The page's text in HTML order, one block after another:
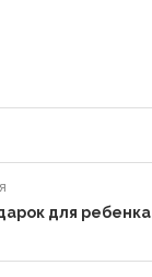
для ребенка